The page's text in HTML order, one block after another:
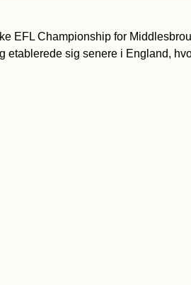
EFL Championship for
sig senere i England,